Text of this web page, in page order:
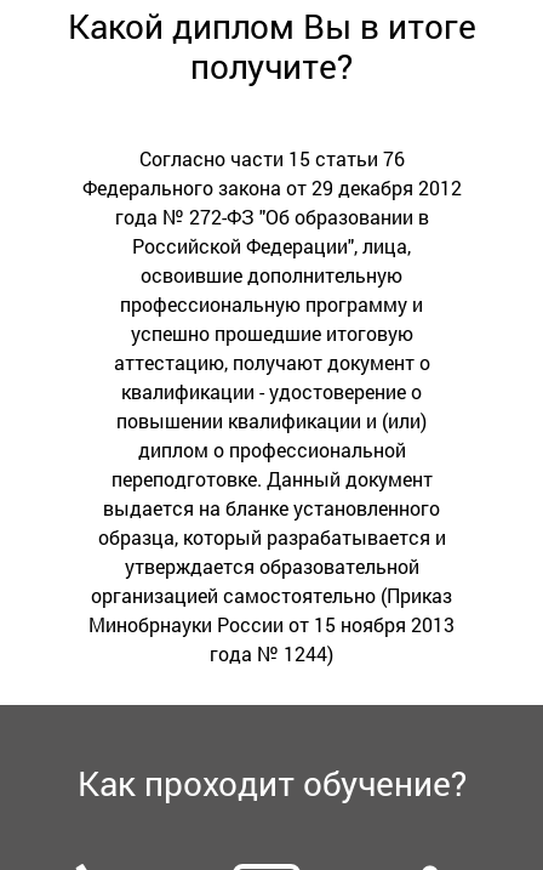
Какой диплом Вы в итоге
получите?
Согласно части 15 статьи 76
Федерального закона от 29 декабря 2012
года № 272-ФЗ "Об образовании в
Российской Федерации", лица,
освоившие дополнительную
профессиональную программу и
успешно прошедшие итоговую
аттестацию, получают документ о
квалификации - удостоверение о
повышении квалификации и (или)
диплом о профессиональной
переподготовке. Данный документ
выдается на бланке установленного
образца, который разрабатывается и
утверждается образовательной
организацией самостоятельно (Приказ
Минобрнауки России от 15 ноября 2013
года № 1244)
Как проходит обучение?